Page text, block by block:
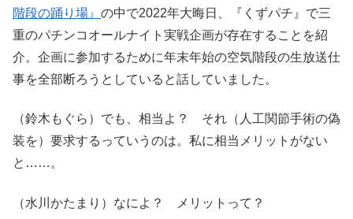
階段の踊り場』 の中で2022年大晦日、『くずパチ』で三
重のパチンコオールナイト実戦企画が存在することを紹
介。企画に参加するために年末年始の空気階段の生放送仕
事を全部断ろうとしていると話していました。
（鈴木もぐら）でも、相当よ？ それ（人工関節手術の偽
装を）要求するっていうのは。私に相当メリットがない
と……。
（水川かたまり）なによ？ メリットって？